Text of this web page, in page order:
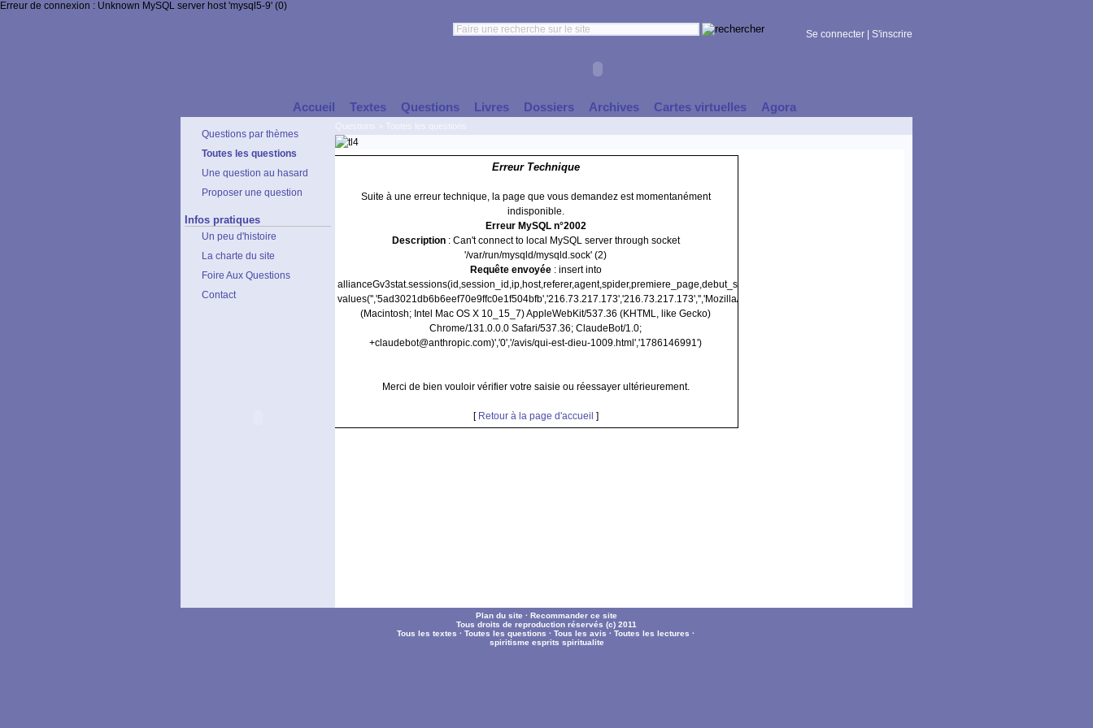
Erreur de connexion : Unknown MySQL server host 'mysql5-9' (0)
Se connecter S'inscrire
Accueil Textes Questions Livres Dossiers Archives Cartes virtuelles Agora
Questions par thèmes
Toutes les questions
Une question au hasard
Proposer une question
Infos pratiques
Un peu d'histoire
La charte du site
Foire Aux Questions
Contact
Erreur Technique
Suite à une erreur technique, la page que vous demandez est momentanément
indisponible.
Erreur MySQL n°2002
Description: Can't connect to local MySQL server through socket
'/var/run/mysqld/mysqld.sock' (2)
Requête envoyée: insert into
allianceGv3stat.sessions(id,session_id,ip,host,referer,agent,spider,premiere_page,debut_session)
values('','5ad3021db6b6eef70e9ffc0e1f504bfb','216.73.217.173','216.73.217.173','','Mozilla/5.0
(Macintosh; Intel Mac OS X 10_15_7) AppleWebKit/537.36 (KHTML, like Gecko)
Chrome/131.0.0.0 Safari/537.36; ClaudeBot/1.0;
+claudebot@anthropic.com)','0','/avis/qui-est-dieu-1009.html','1786146991')
Merci de bien vouloir vérifier votre saisie ou réessayer ultérieurement.
[ Retour à la page d'accueil ]
Plan du site · Recommander ce site
Tous droits de reproduction réservés (c) 2011
Tous les textes · Toutes les questions · Tous les avis · Toutes les lectures ·
spiritisme esprits spiritualite